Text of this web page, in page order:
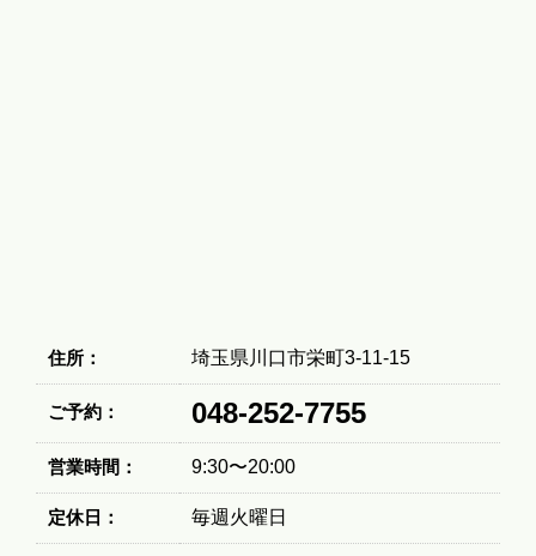
住所： 埼玉県川口市栄町3-11-15
ご予約： 048-252-7755
営業時間： 9:30〜20:00
定休日： 毎週火曜日